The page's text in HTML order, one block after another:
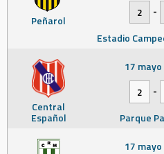
Peñarol
2
-
Estadio
Central
Español
17
2
-
Parque
17